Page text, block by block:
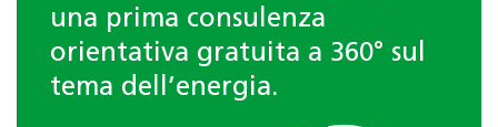
una prima consulenza
orientativa gratuita a 360° sul
tema dell’energia.